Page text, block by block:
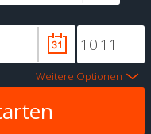
Weitere Optionen